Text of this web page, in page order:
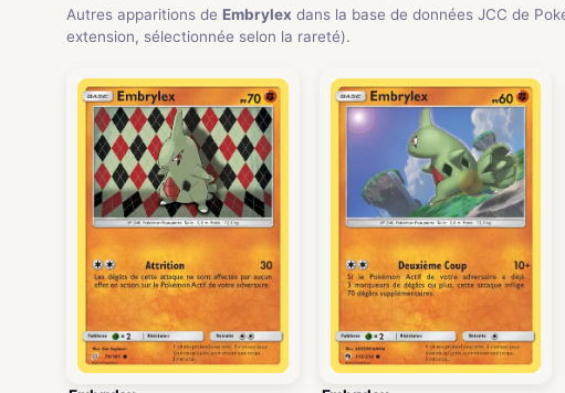
Autres apparitions de Embrylex dans la base de données JCC de
extension, sélectionnée selon la rareté).